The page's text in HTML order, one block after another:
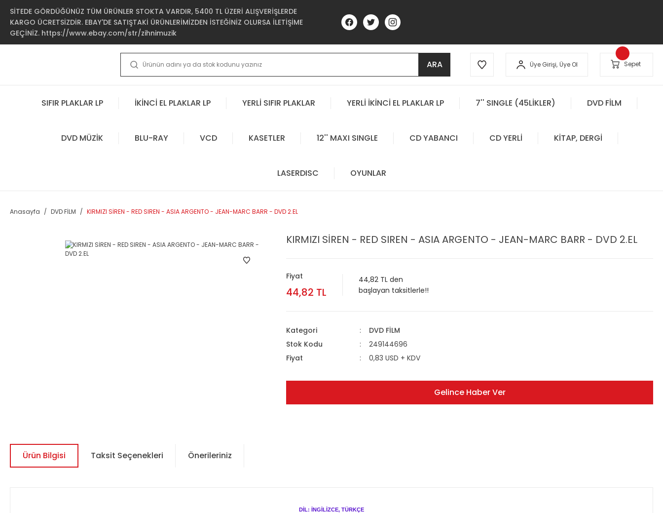
SİTEDE GÖRDÜĞÜNÜZ TÜM ÜRÜNLER STOKTA VARDIR, 5400 TL ÜZERİ ALIŞVERİŞLERDE
KARGO ÜCRETSİZDİR. EBAY'DE SATIŞTAKİ ÜRÜNLERİMİZDEN İSTEĞİNİZ OLURSA İLETİŞİME
GEÇİNİZ. https://www.ebay.com/str/zihnimuzik
ARA Üye Girişi, Üye Ol Sepet
SIFIR PLAKLAR LP İKİNCİ EL PLAKLAR LP YERLİ SIFIR PLAKLAR YERLİ İKİNCİ EL PLAKLAR LP 7'' SINGLE (45LİKLER) DVD FİLM
DVD MÜZİK BLU-RAY VCD KASETLER 12'' MAXI SINGLE CD YABANCI CD YERLİ KİTAP, DERGİ
LASERDISC OYUNLAR
Anasayfa DVD FİLM KIRMIZI SİREN - RED SIREN - ASIA ARGENTO - JEAN-MARC BARR - DVD 2.EL
KIRMIZI SİREN - RED SIREN - ASIA ARGENTO - JEAN-MARC BARR - DVD 2.EL
Fiyat
44,82 TL
44,82 TL den
başlayan taksitlerle!!
Kategori
DVD FİLM
Stok Kodu
249144696
Fiyat
0,83 USD + KDV
Gelince Haber Ver
Ürün Bilgisi Taksit Seçenekleri Önerileriniz
DİL: İNGİLİZCE, TÜRKÇE